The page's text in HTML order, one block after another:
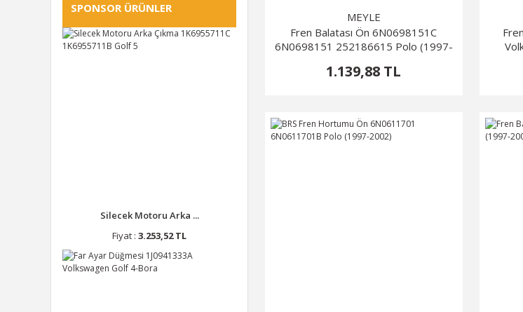
SPONSOR ÜRÜNLER
Silecek Motoru Arka ...
Fiyat : 3.253,52 TL
MEYLE
Fren Balatası Ön 6N0698151C
6N0698151 252186615 Polo (1997-
1.139,88 TL